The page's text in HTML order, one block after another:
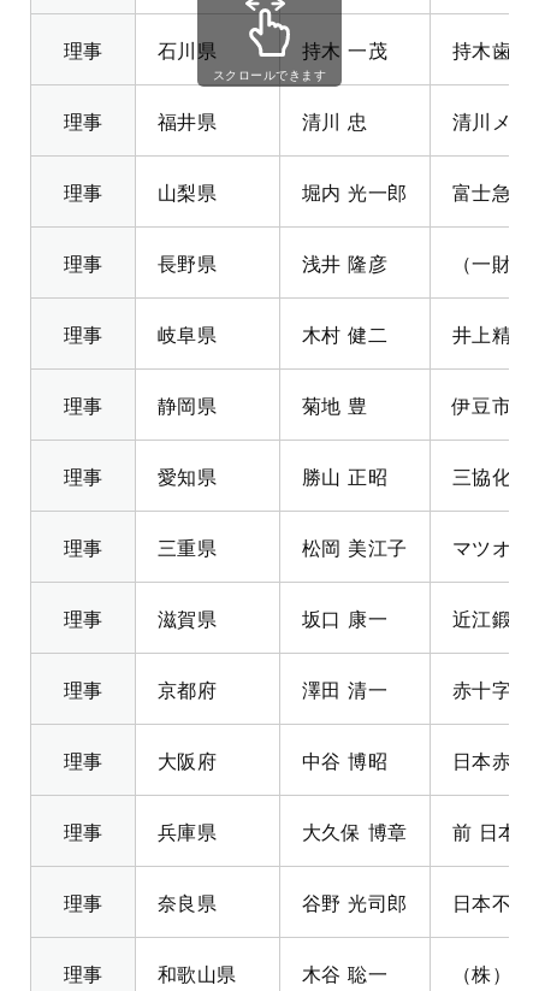
理事 石川県 持木 一茂 持木歯科
理事 福井県 清川 忠 清川メッ
理事 山梨県 堀内 光一郎 富士急行
理事 長野県 浅井 隆彦 （一財
理事 岐阜県 木村 健二 井上精機
理事 静岡県 菊地 豊 伊豆市長
理事 愛知県 勝山 正昭 三協化成
理事 三重県 松岡 美江子 マツオカ
理事 滋賀県 坂口 康一 近江鍛工
理事 京都府 澤田 清一 赤十字奉
理事 大阪府 中谷 博昭 日本赤
理事 兵庫県 大久保 博章 前 日本
理事 奈良県 谷野 光司郎 日本不
理事 和歌山県 木谷 聡一 （株）
スクロールできます